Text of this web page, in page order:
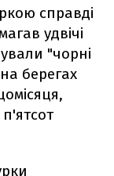
справді
удвічі
"чорні
берегах